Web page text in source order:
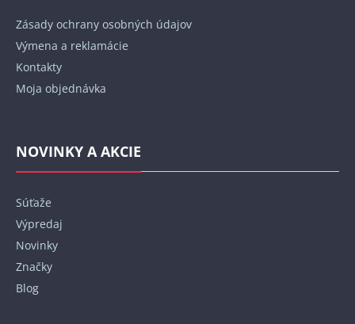
Zásady ochrany osobných údajov
Výmena a reklamácie
Kontakty
Moja objednávka
NOVINKY A AKCIE
Súťaže
Výpredaj
Novinky
Značky
Blog